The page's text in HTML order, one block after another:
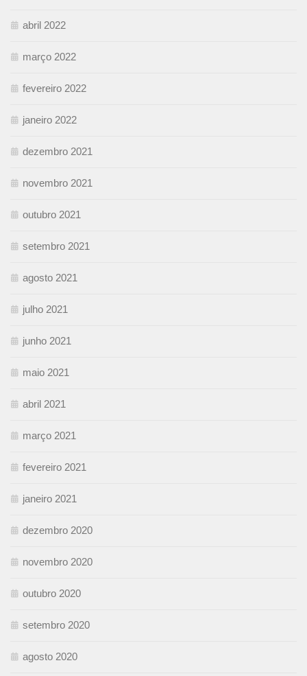
abril 2022
março 2022
fevereiro 2022
janeiro 2022
dezembro 2021
novembro 2021
outubro 2021
setembro 2021
agosto 2021
julho 2021
junho 2021
maio 2021
abril 2021
março 2021
fevereiro 2021
janeiro 2021
dezembro 2020
novembro 2020
outubro 2020
setembro 2020
agosto 2020